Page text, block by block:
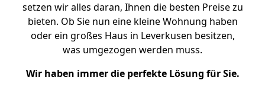
setzen wir alles daran, Ihnen die besten Preise zu
bieten. Ob Sie nun eine kleine Wohnung haben
oder ein großes Haus in Leverkusen besitzen,
was umgezogen werden muss.
Wir haben immer die perfekte Lösung für Sie.